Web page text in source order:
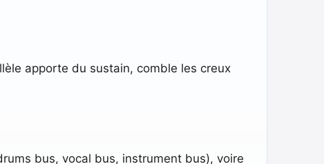
apporte du sustain, comble les creux
bus, vocal bus, instrument bus), voire